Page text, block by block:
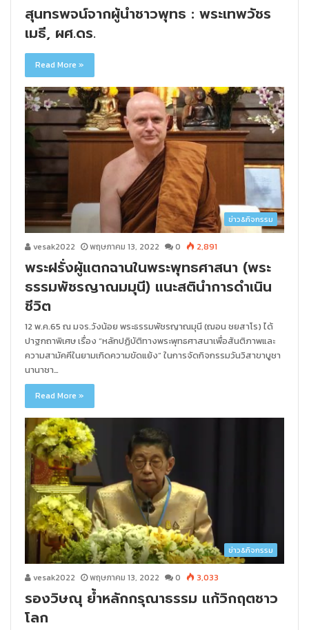
สุนทรพจน์จากผู้นำชาวพุทธ : พระเทพวัชร
เมธี, ผศ.ดร.
Read More »
ข่าว&กิจกรรม
vesak2022 พฤษภาคม 13, 2022 0 2,891
พระฝรั่งผู้แตกฉานในพระพุทธศาสนา (พระ
ธรรมพัชรญาณมมุนี) แนะสตินำการดำเนิน
ชีวิต
12 พ.ค.65 ณ มจร.วังน้อย พระธรรมพัชรญาณมุนี (ฌอน ชยสาโร) ได้
ปาฐกถาพิเศษ เรื่อง “หลักปฏิบัติทางพระพุทธศาสนาเพื่อสันติภาพและ
ความสามัคคีในยามเกิดความขัดแย้ง” ในการจัดกิจกรรมวันวิสาขาบูชา
นานาชา…
Read More »
ข่าว&กิจกรรม
vesak2022 พฤษภาคม 13, 2022 0 3,033
รองวิษณุ ย้ำหลักกรุณาธรรม แก้วิกฤตชาว
โลก